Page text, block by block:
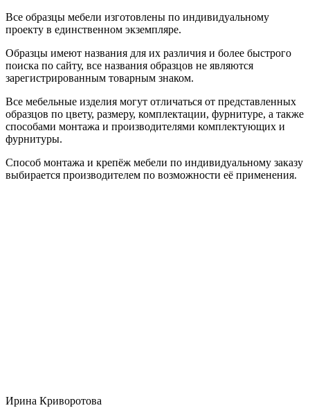
Все образцы мебели изготовлены по индивидуальному
проекту в единственном экземпляре.
Образцы имеют названия для их различия и более быстрого
поиска по сайту, все названия образцов не являются
зарегистрированным товарным знаком.
Все мебельные изделия могут отличаться от представленных
образцов по цвету, размеру, комплектации, фурнитуре, а также
способами монтажа и производителями комплектующих и
фурнитуры.
Способ монтажа и крепёж мебели по индивидуальному заказу
выбирается производителем по возможности её применения.
Ирина Криворотова